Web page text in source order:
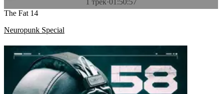
1 трек·01:50:57
The Fat 14
Neuropunk Special